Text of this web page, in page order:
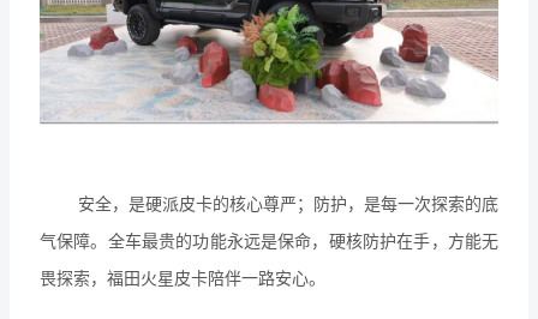
安全，是硬派皮卡的核心尊严；防护，是每一次探索的底
气保障。全车最贵的功能永远是保命，硬核防护在手，方能无
畏探索，福田火星皮卡陪伴一路安心。